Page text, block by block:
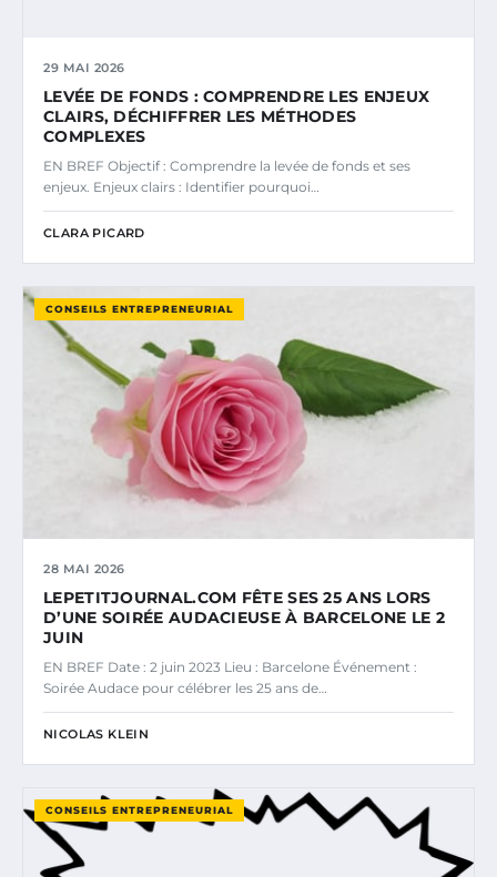
29 MAI 2026
LEVÉE DE FONDS : COMPRENDRE LES ENJEUX
CLAIRS, DÉCHIFFRER LES MÉTHODES
COMPLEXES
EN BREF Objectif : Comprendre la levée de fonds et ses
enjeux. Enjeux clairs : Identifier pourquoi…
CLARA PICARD
CONSEILS ENTREPRENEURIAL
28 MAI 2026
LEPETITJOURNAL.COM FÊTE SES 25 ANS LORS
D’UNE SOIRÉE AUDACIEUSE À BARCELONE LE 2
JUIN
EN BREF Date : 2 juin 2023 Lieu : Barcelone Événement :
Soirée Audace pour célébrer les 25 ans de…
NICOLAS KLEIN
CONSEILS ENTREPRENEURIAL